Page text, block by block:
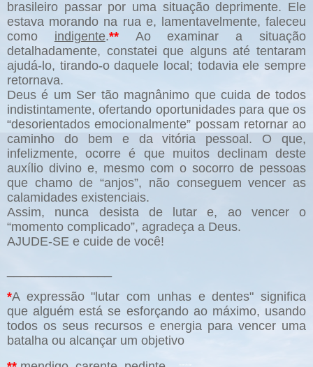
brasileiro passar por uma situação deprimente. Ele
estava morando na rua e, lamentavelmente, faleceu
como indigente.** Ao examinar a situação
detalhadamente, constatei que alguns até tentaram
ajudá-lo, tirando-o daquele local; todavia ele sempre
retornava.
Deus é um Ser tão magnânimo que cuida de todos
indistintamente, ofertando oportunidades para que os
“desorientados emocionalmente” possam retornar ao
caminho do bem e da vitória pessoal. O que,
infelizmente, ocorre é que muitos declinam deste
auxílio divino e, mesmo com o socorro de pessoas
que chamo de “anjos”, não conseguem vencer as
calamidades existenciais.
Assim, nunca desista de lutar e, ao vencer o
“momento complicado”, agradeça a Deus.
AJUDE-SE e cuide de você!
*A expressão "lutar com unhas e dentes" significa
que alguém está se esforçando ao máximo, usando
todos os seus recursos e energia para vencer uma
batalha ou alcançar um objetivo